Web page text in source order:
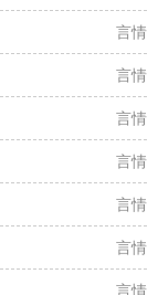
言情
言情
言情
言情
言情
言情
言情